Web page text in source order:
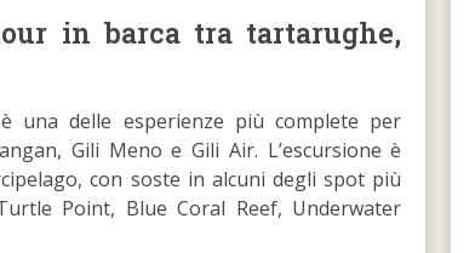
in barca tra tartarughe,
una delle esperienze più complete per
Gili Meno e Gili Air. L’escursione è
con soste in alcuni degli spot più
Point, Blue Coral Reef, Underwater